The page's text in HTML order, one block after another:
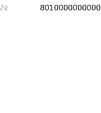
: 8010000000000